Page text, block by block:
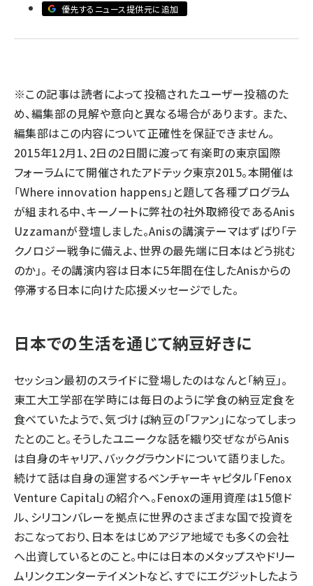
優先するニュース提供元に追加
※この記事は読者によって投稿されたユーザー投稿のた
め、編集部の見解や意向と異なる場合があります。 また、
編集部はこの内容について正確性を保証できません。
2015年12月1、2日の2日間に渡って有楽町の東京国際
フォーラムにて開催されたアドテック東京2015。本開催は
「Where innovation happens」と題して各種プログラム
が組まれる中、キーノートに弊社の社外取締役であるAnis
Uzzamanが登壇しました。Anisの講演テーマはずばり「テ
クノロジー戦争に備えよ、世界の最先端に日本はどう挑む
のか」。 その講演内容は日本に5年間在住したAnisからの
停滞する日本に向けた応援メッセージでした。
日本での生活を通じて納豆好きに
セッション最初のスライドに登場したのはなんと「納豆」。
東工大工学部在学時には毎日のように学食の納豆定食を
食べていたようで、気づけば納豆の「ファン」になってしまっ
たとのこと。そうしたユニークな話を織り交ぜながらAnis
は自身のキャリア、バックグラウンドについて語りました。
続けて話は自身の運営するベンチャーキャピタル「Fenox
Venture Capital」の紹介へ。Fenoxの運用資産は15億ド
ル、シリコンバレーを拠点に世界のさまざまな国で投資を
おこなっており、日本をはじめアジア地域でも多くの会社
へ出資しているとのこと。中には日本のメタップスやドリー
ムリンクエンターテイメントなど、すでにエグジットしたよう